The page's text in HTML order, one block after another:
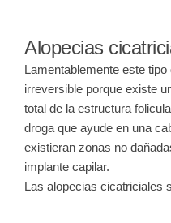
Alopecias
Lamentablemente este
irreversible porque existe
total de la estructura
droga que ayude en una
existieran zonas no
implante capilar.
Las alopecias cicatriciales